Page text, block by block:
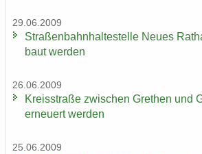
29.06.2009
Stra­ßen­bahn­hal­te­stel­le Neues
baut wer­den
26.06.2009
Kreis­stra­ße zwi­schen Gre­then und
er­neu­ert wer­den
25.06.2009